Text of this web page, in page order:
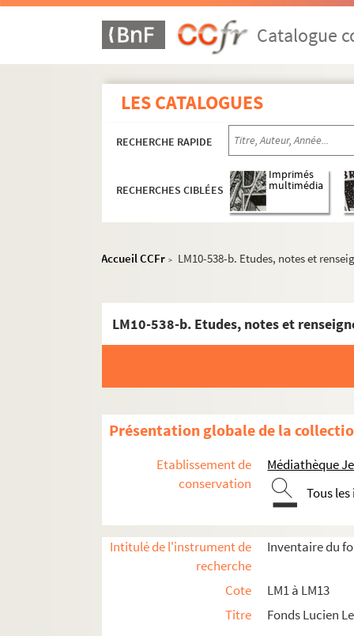
Catalogue
LES CATALOGUES
RECHERCHE RAPIDE
RECHERCHES CIBLÉES
Imprimés
multimédia
Accueil CCFr > LM10-538-b. Etudes, notes et
LM10-538-b. Etudes, notes et
Présentation globale de la
Etablissement de
conservation
Médiathèque
Tous
Intitulé de l'instrument de
recherche
Inventaire du
Cote
LM1 à LM13
Titre
Fonds Lucien
LM3. Salons et expositions
LM4. Tableaux et sculptures, collections
LM9. Clergé
LM10. Etudes détaillées sur des personnages
LM10-531. Joseph Paris de Lépinard :
LM10-532. Joseph Paris de Lépinard :
LM10-533. Joseph Paris de Lépinard :
LM10-534. Joseph Paris de Lépinard :
LM10-535. Joseph Paris de Lépinard :